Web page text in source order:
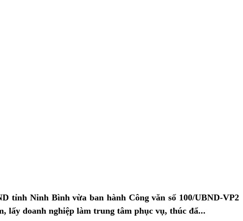
tỉnh Ninh Bình vừa ban hành Công văn số 100/UBND-VP2
lấy doanh nghiệp làm trung tâm phục vụ, thúc đẩ...